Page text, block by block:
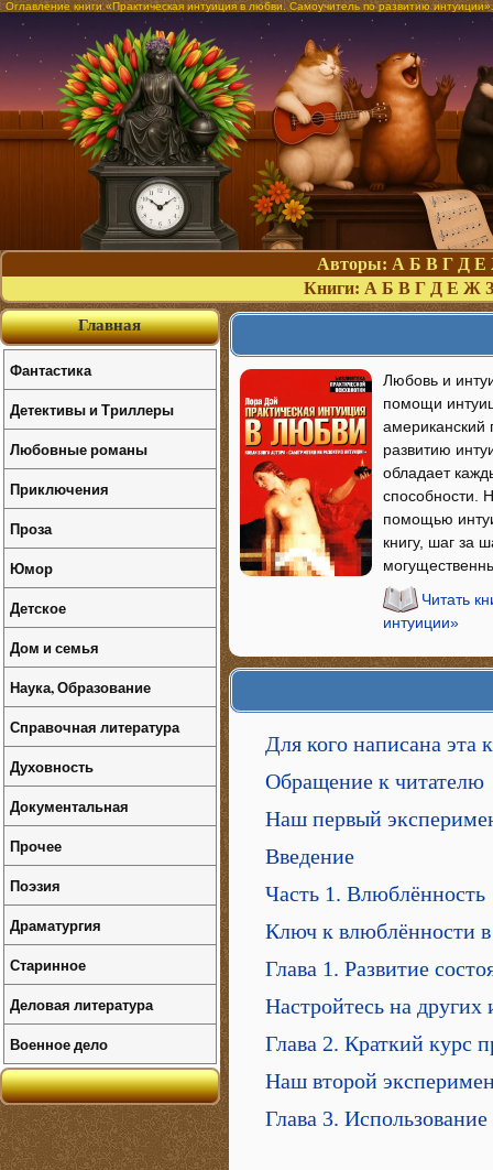
Оглавление книги «Практическая интуиция в любви. Самоучитель по развитию
Авторы: А Б В Г Д Е
Книги: А Б В Г Д Е Ж З
Любовь и
помощи
американский
развитию
обладает
способности.
помощью
книгу, шаг за
Читать
интуиции»
Для кого написана эта
Обращение к читателю
Наш первый
Введение
Часть 1. Влюблённость
Ключ к влюблённости
Глава 1. Развитие
Настройтесь на других
Глава 2. Краткий курс
Наш второй
Глава 3.
Главная
Фантастика
Детективы и Триллеры
Любовные романы
Приключения
Проза
Юмор
Детское
Дом и семья
Наука, Образование
Справочная литература
Духовность
Документальная
Прочее
Поэзия
Драматургия
Старинное
Деловая литература
Военное дело